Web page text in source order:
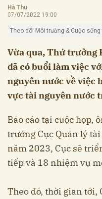
Hà Thu
07/07/2022 19:00
Theo dõi Môi trường & Cuộc sống
Vừa qua, Thứ trưởng
đã có buổi làm việc
nguyên nước về việc
vực tài nguyên nước
Báo cáo tại cuộc họp,
trưởng Cục Quản lý
năm 2023, Cục sẽ
tiếp và 18 nhiệm vụ
Theo đó, thời gian tới,